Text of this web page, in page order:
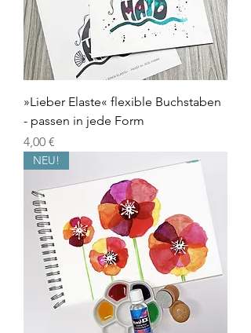
»Lieber Elaste« flexible Buchstaben
- passen in jede Form
Preis
4,00 €
NEU!